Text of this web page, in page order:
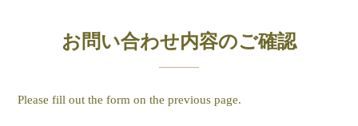
お問い合わせ内容のご確認
Please fill out the form on the previous page.